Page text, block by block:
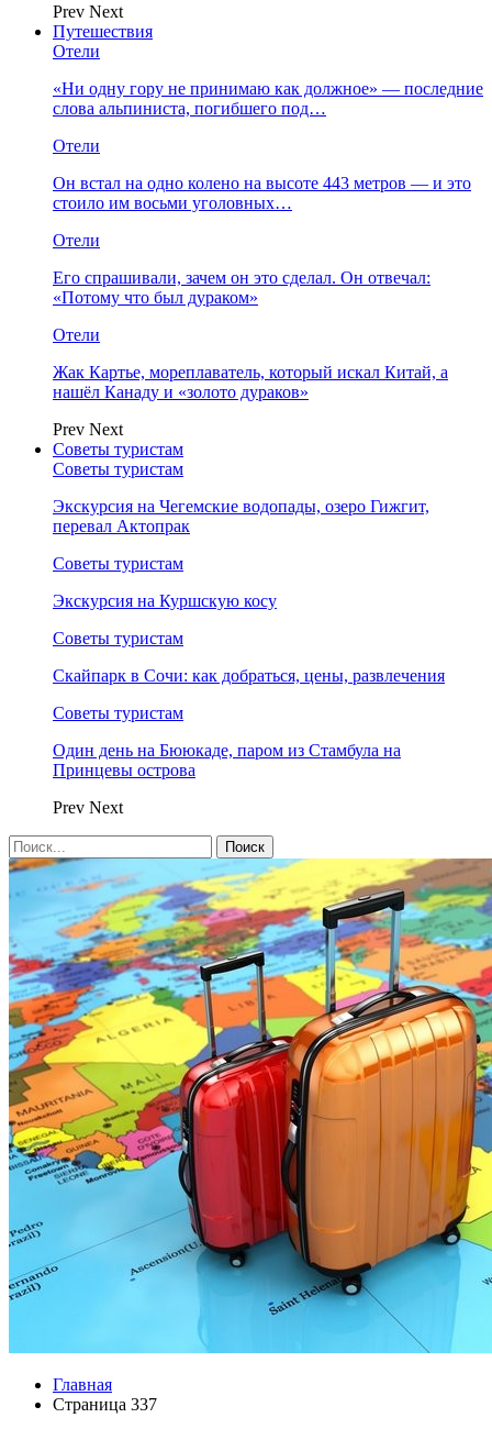
Prev Next
Путешествия
Отели
«Ни одну гору не принимаю как должное» — последние
слова альпиниста, погибшего под…
Отели
Он встал на одно колено на высоте 443 метров — и это
стоило им восьми уголовных…
Отели
Его спрашивали, зачем он это сделал. Он отвечал:
«Потому что был дураком»
Отели
Жак Картье, мореплаватель, который искал Китай, а
нашёл Канаду и «золото дураков»
Prev Next
Советы туристам
Советы туристам
Экскурсия на Чегемские водопады, озеро Гижгит,
перевал Актопрак
Советы туристам
Экскурсия на Куршскую косу
Советы туристам
Скайпарк в Сочи: как добраться, цены, развлечения
Советы туристам
Один день на Бююкаде, паром из Стамбула на
Принцевы острова
Prev Next
Главная
Страница 337